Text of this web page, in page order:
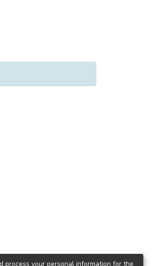
process your personal information for the